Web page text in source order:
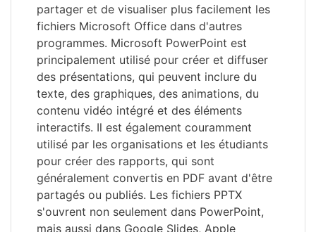
partager et de visualiser plus facilement les
fichiers Microsoft Office dans d'autres
programmes. Microsoft PowerPoint est
principalement utilisé pour créer et diffuser
des présentations, qui peuvent inclure du
texte, des graphiques, des animations, du
contenu vidéo intégré et des éléments
interactifs. Il est également couramment
utilisé par les organisations et les étudiants
pour créer des rapports, qui sont
généralement convertis en PDF avant d'être
partagés ou publiés. Les fichiers PPTX
s'ouvrent non seulement dans PowerPoint,
mais aussi dans Google Slides, Apple